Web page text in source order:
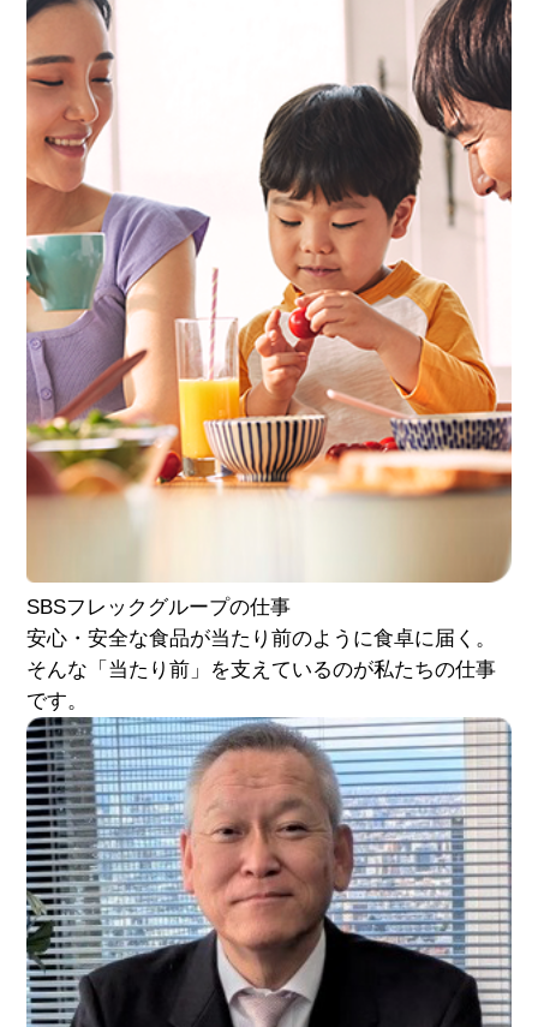
SBSフレック グループの仕事
安心・安全な食品が当たり前のように食卓に届く。
そんな「当たり前」を支えているのが私たちの仕事
です。